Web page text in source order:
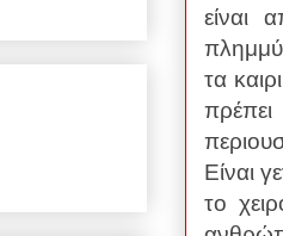
είναι
τα
Είναι
το